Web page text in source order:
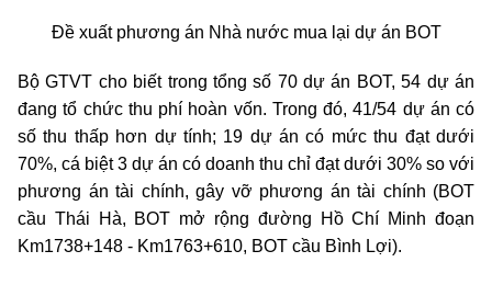
Đề xuất phương án Nhà nước mua lại dự án BOT
Bộ GTVT cho biết trong tổng số 70 dự án BOT, 54 dự án
đang tổ chức thu phí hoàn vốn. Trong đó, 41/54 dự án có
số thu thấp hơn dự tính; 19 dự án có mức thu đạt dưới
70%, cá biệt 3 dự án có doanh thu chỉ đạt dưới 30% so với
phương án tài chính, gây vỡ phương án tài chính (BOT
cầu Thái Hà, BOT mở rộng đường Hồ Chí Minh đoạn
Km1738+148 - Km1763+610, BOT cầu Bình Lợi).